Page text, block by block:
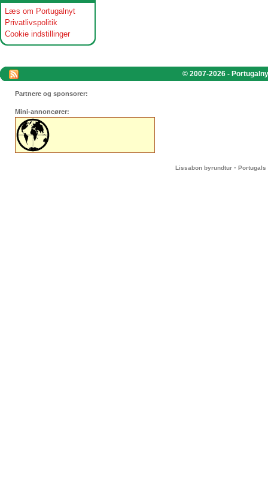
Læs om Portugalnyt
Privatlivspolitik
Cookie indstillinger
© 2007-2026 -
Partnere og sponsorer:
Mini-annoncører:
Lissabon byrundtur - Portugals